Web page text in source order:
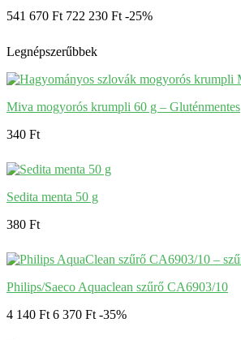
541 670 Ft 722 230 Ft -25%
Legnépszerűbbek
Miva mogyorós krumpli 60 g – Gluténmentes
340 Ft
Sedita menta 50 g
380 Ft
Philips/Saeco Aquaclean szűrő CA6903/10
4 140 Ft 6 370 Ft -35%